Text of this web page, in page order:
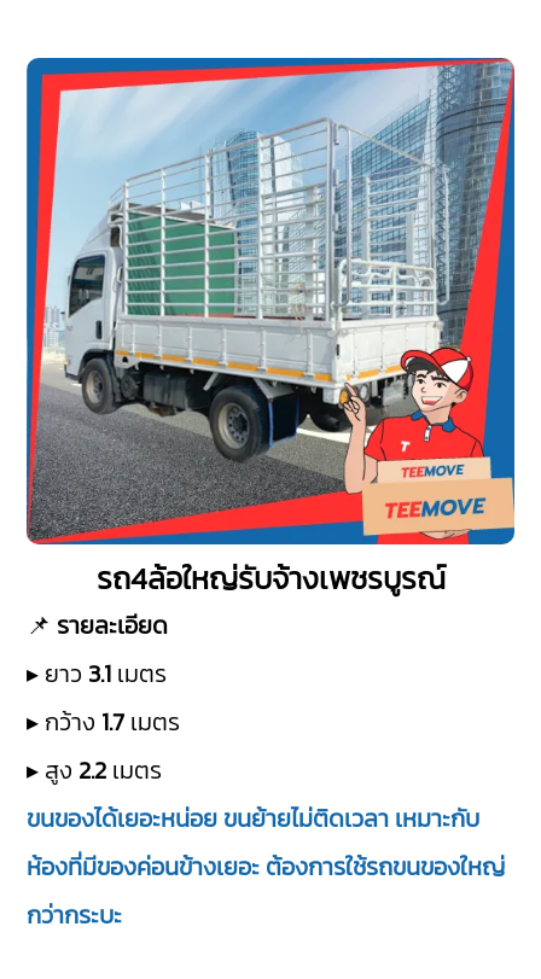
รถ4ล้อใหญ่รับจ้างเพชรบูรณ์
📌 รายละเอียด
▸ ยาว 3.1 เมตร
▸ กว้าง 1.7 เมตร
▸ สูง 2.2 เมตร
ขนของได้เยอะหน่อย ขนย้ายไม่ติดเวลา เหมาะกับ
ห้องที่มีของค่อนข้างเยอะ ต้องการใช้รถขนของใหญ่
กว่ากระบะ